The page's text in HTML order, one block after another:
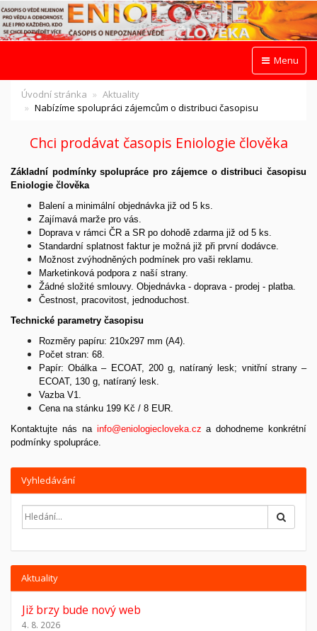
Menu
Úvodní stránka
Aktuality
Nabízíme spolupráci zájemcům o distribuci časopisu
Chci prodávat časopis Eniologie člověka
Základní podmínky spolupráce pro zájemce o distribuci časopisu
Eniologie člověka
Balení a minimální objednávka již od 5 ks.
Zajímavá marže pro vás.
Doprava v rámci ČR a SR po dohodě zdarma již od 5 ks.
Standardní splatnost faktur je možná již při první dodávce.
Možnost zvýhodněných podmínek pro vaši reklamu.
Marketinková podpora z naší strany.
Žádné složité smlouvy. Objednávka - doprava - prodej - platba.
Čestnost, pracovitost, jednoduchost.
Technické parametry časopisu
Rozměry papíru: 210x297 mm (A4).
Počet stran: 68.
Papír:Obálka – ECOAT, 200 g, natíraný lesk; vnitřní strany –
ECOAT, 130 g, natíraný lesk.
Vazba V1.
Cena na stánku 199 Kč / 8 EUR.
Kontaktujte nás na info@eniologiecloveka.cz a dohodneme konkrétní
podmínky spolupráce.
Vyhledávání
Aktuality
Již brzy bude nový web
4. 8. 2026